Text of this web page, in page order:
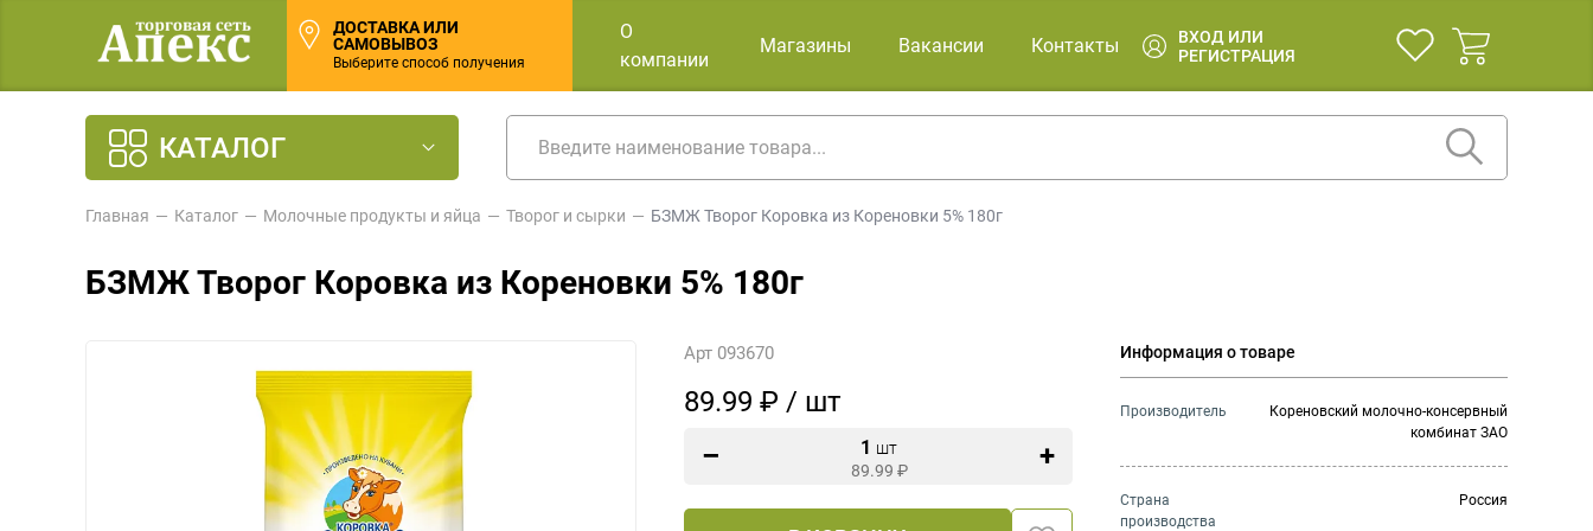
ДОСТАВКА ИЛИ
САМОВЫВОЗ
Выберите способ получения
О
компании
Магазины Вакансии Контакты
ВХОД ИЛИ
РЕГИСТРАЦИЯ
КАТАЛОГ
Главная Каталог Молочные продукты и яйца Творог и сырки БЗМЖ Творог Коровка из Кореновки 5% 180г
БЗМЖ Творог Коровка из Кореновки 5% 180г
Арт 093670
89.99 ₽ / шт
1 шт
89.99 ₽
Информация о товаре
Производитель
Кореновский молочно-консервный
комбинат ЗАО
Страна
производства
Россия